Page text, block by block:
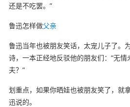
还是不吃罢。”
鲁迅怎样做父亲
鲁迅当年也被朋友笑话，太宠儿子了。
诗，一本正经地反驳他的朋友们：“无
夫？”
划重点，如果你晒娃也被朋友笑了，就
迅说的。